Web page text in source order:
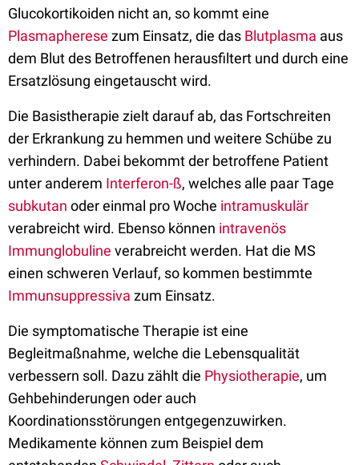
Glucokortikoiden nicht an, so kommt eine
Plasmapherese zum Einsatz, die das Blutplasma aus
dem Blut des Betroffenen herausfiltert und durch eine
Ersatzlösung eingetauscht wird.
Die Basistherapie zielt darauf ab, das Fortschreiten
der Erkrankung zu hemmen und weitere Schübe zu
verhindern. Dabei bekommt der betroffene Patient
unter anderem Interferon-ß, welches alle paar Tage
subkutan oder einmal pro Woche intramuskulär
verabreicht wird. Ebenso können intravenös
Immunglobuline verabreicht werden. Hat die MS
einen schweren Verlauf, so kommen bestimmte
Immunsuppressiva zum Einsatz.
Die symptomatische Therapie ist eine
Begleitmaßnahme, welche die Lebensqualität
verbessern soll. Dazu zählt die Physiotherapie, um
Gehbehinderungen oder auch
Koordinationsstörungen entgegenzuwirken.
Medikamente können zum Beispiel dem